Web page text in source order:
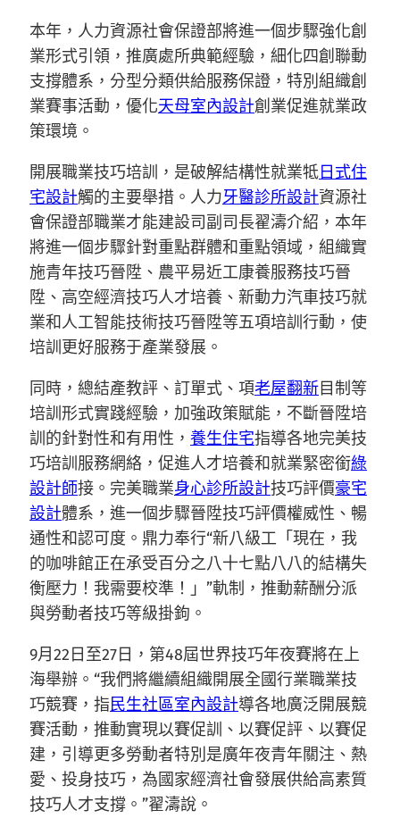
本年，人力資源社會保證部將進一個步驟強化創
業形式引領，推廣處所典範經驗，細化四創聯動
支撐體系，分型分類供給服務保證，特別組織創
業賽事活動，優化天母室內設計創業促進就業政
策環境。
開展職業技巧培訓，是破解結構性就業牴日式住
宅設計觸的主要舉措。人力牙醫診所設計資源社
會保證部職業才能建設司副司長翟濤介紹，本年
將進一個步驟針對重點群體和重點領域，組織實
施青年技巧晉陞、農平易近工康養服務技巧晉
陞、高空經濟技巧人才培養、新動力汽車技巧就
業和人工智能技術技巧晉陞等五項培訓行動，使
培訓更好服務于產業發展。
同時，總結產教評、訂單式、項老屋翻新目制等
培訓形式實踐經驗，加強政策賦能，不斷晉陞培
訓的針對性和有用性， 養生住宅指導各地完美技
巧培訓服務網絡，促進人才培養和就業緊密銜綠
設計師接。完美職業身心診所設計技巧評價豪宅
設計體系，進一個步驟晉陞技巧評價權威性、暢
通性和認可度。鼎力奉行“新八級工「現在，我
的咖啡館正在承受百分之八十七點八八的結構失
衡壓力！我需要校準！」”軌制，推動薪酬分派
與勞動者技巧等級掛鉤。
9月22日至27日，第48屆世界技巧年夜賽將在上
海舉辦。“我們將繼續組織開展全國行業職業技
巧競賽，指民生社區室內設計導各地廣泛開展競
賽活動，推動實現以賽促訓、以賽促評、以賽促
建，引導更多勞動者特別是廣年夜青年關注、熱
愛、投身技巧，為國家經濟社會發展供給高素質
技巧人才支撐。”翟濤說。